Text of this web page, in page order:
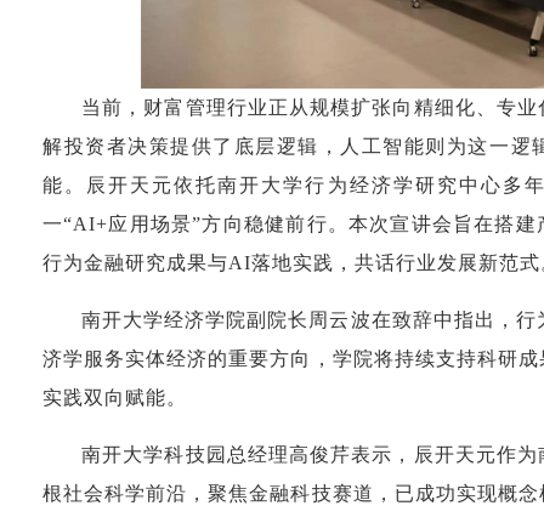
当前，财富管理行业正从规模扩张向精细化、专
解投资者决策提供了底层逻辑，人工智能则为这一逻
能。辰开天元依托南开大学行为经济学研究中心多
一“AI+应用场景”方向稳健前行。本次宣讲会旨在搭
行为金融研究成果与AI落地实践，共话行业发展新范式
南开大学经济学院副院长周云波在致辞中指出，
济学服务实体经济的重要方向，学院将持续支持科研
实践双向赋能。
南开大学科技园总经理高俊芹表示，辰开天元作
根社会科学前沿，聚焦金融科技赛道，已成功实现概